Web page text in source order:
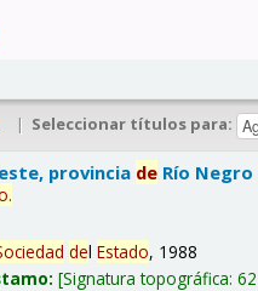
| Seleccionar títulos para:
provincia de Río Negro
.
delEstado, 1988
Signatura topográfica: